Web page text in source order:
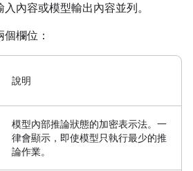
內容或模型輸出內容並列。
欄位：
說明
模型內部推論狀態的加密表示法。一
律會顯示，即使模型只執行最少的推
論作業。